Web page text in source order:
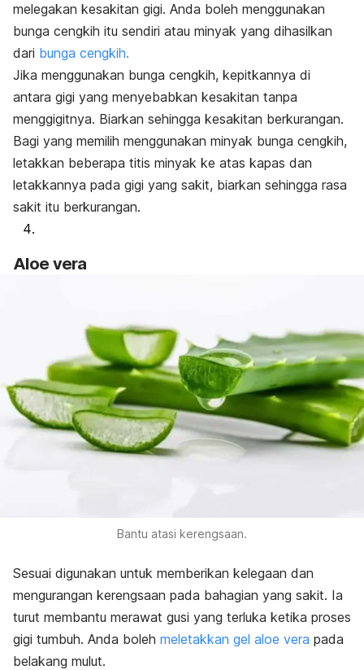
melegakan kesakitan gigi. Anda boleh menggunakan
bunga cengkih itu sendiri atau minyak yang dihasilkan
dari bunga cengkih.
Jika menggunakan bunga cengkih, kepitkannya di
antara gigi yang menyebabkan kesakitan tanpa
menggigitnya. Biarkan sehingga kesakitan berkurangan.
Bagi yang memilih menggunakan minyak bunga cengkih,
letakkan beberapa titis minyak ke atas kapas dan
letakkannya pada gigi yang sakit, biarkan sehingga rasa
sakit itu berkurangan.
Aloe vera
Bantu atasi kerengsaan.
Sesuai digunakan untuk memberikan kelegaan dan
mengurangan kerengsaan pada bahagian yang sakit. Ia
turut membantu merawat gusi yang terluka ketika proses
gigi tumbuh. Anda boleh meletakkan gel aloe vera pada
belakang mulut.